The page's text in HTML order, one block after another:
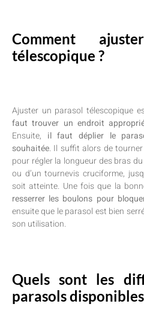
Comment
télescopique ?
Ajuster un parasol télescopique
faut trouver un endroit
Ensuite, il faut déplier le
souhaitée. Il suffit alors de
pour régler la longueur des bras du
ou d’un tournevis cruciforme,
soit atteinte. Une fois que la
resserrer les boulons pour
ensuite que le parasol est bien
son utilisation.
Quels sont les
parasols